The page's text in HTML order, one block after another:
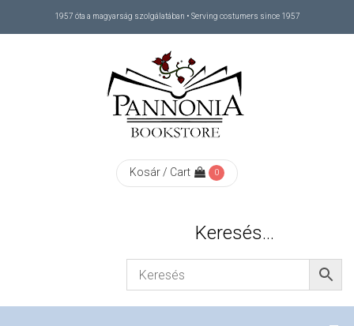
1957 óta a magyarság szolgálatában • Serving costumers since 1957
Kosár / Cart 0
Keresés…